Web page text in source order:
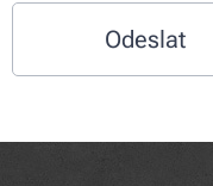
Odeslat